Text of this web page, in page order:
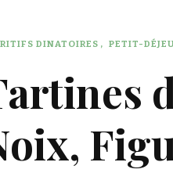
DINATOIRES PETIT-